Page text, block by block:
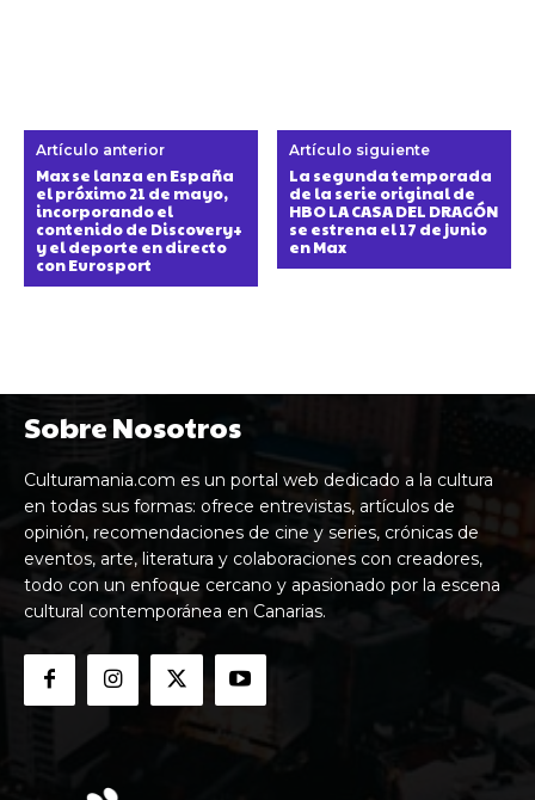
Artículo anterior
Max se lanza en España
el próximo 21 de mayo,
incorporando el
contenido de Discovery+
y el deporte en directo
con Eurosport
Artículo siguiente
La segunda temporada
de la serie original de
HBO LA CASA DEL DRAGÓN
se estrena el 17 de junio
en Max
Sobre Nosotros
Culturamania.com es un portal web dedicado a la cultura
en todas sus formas: ofrece entrevistas, artículos de
opinión, recomendaciones de cine y series, crónicas de
eventos, arte, literatura y colaboraciones con creadores,
todo con un enfoque cercano y apasionado por la escena
cultural contemporánea en Canarias.